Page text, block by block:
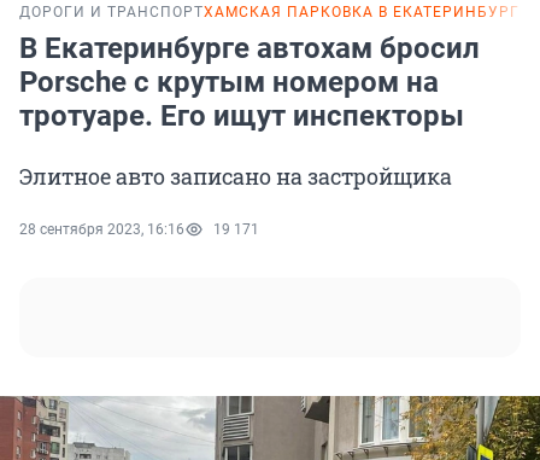
ДОРОГИ И ТРАНСПОРТХАМСКАЯ ПАРКОВКА В ЕКАТЕРИНБУРГЕ
В Екатеринбурге автохам бросил
Porsche с крутым номером на
тротуаре. Его ищут инспекторы
Элитное авто записано на застройщика
28 сентября 2023, 16:16 19 171